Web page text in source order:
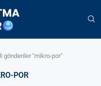
gönderiler "mikro-por"
POR